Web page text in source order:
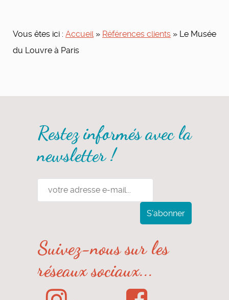
Vous êtes ici : Accueil» Références clients » Le Musée
du Louvre à Paris
Restez informés avec la
newsletter !
Suivez-nous sur les
réseaux sociaux...